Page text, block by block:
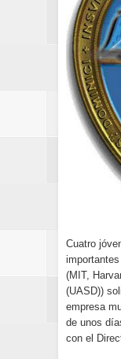
Cuatro
(MIT,
(UASD))
empresa
de unos
con el